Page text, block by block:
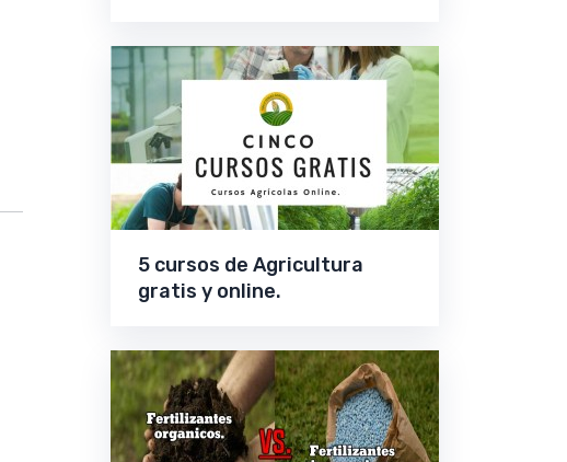
5 cursos de Agricultura
gratis y online.